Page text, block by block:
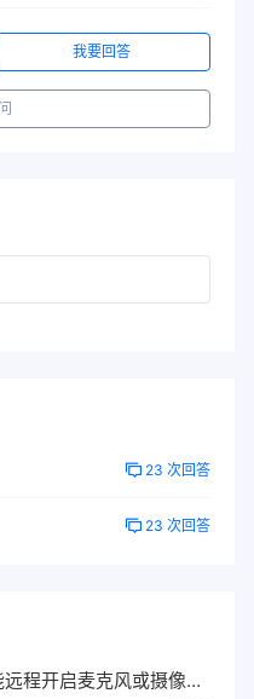
我要回答
23 次回答
23 次回答
开启麦克风或摄像头吗？